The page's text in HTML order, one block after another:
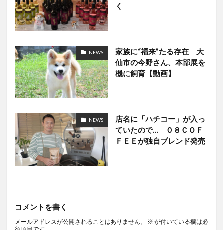
く
NEWS
家族に“福来”たる存在 大
仙市の今野さん、本部展を
機に飼育【動画】
NEWS
店名に「ハチコー」が入っ
ていたので… ０８ＣＯＦ
ＦＥＥが独自ブレンド発売
コメントを書く
メールアドレスが公開されることはありません。 ※ が付いている欄は必